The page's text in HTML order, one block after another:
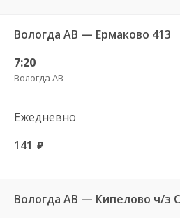
Вологда АВ — Ермаково 413
7:20
Вологда АВ
Ежедневно
141 руб.
Вологда АВ — Кипелово ч/з